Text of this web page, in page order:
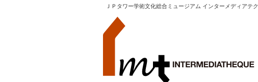
ＪＰタワー学術文化総合ミュージアム インターメディアテク